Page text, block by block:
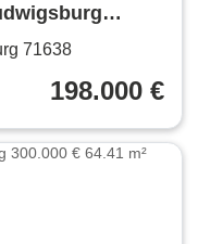
71638
198.000 €